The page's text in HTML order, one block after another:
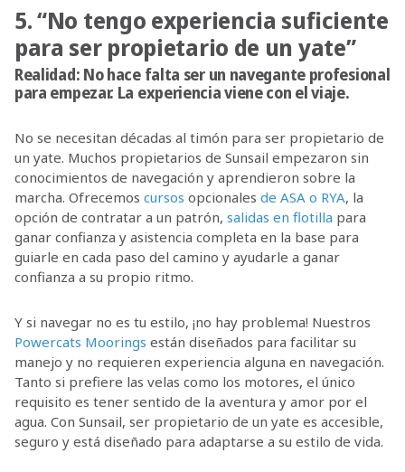
5. “No tengo experiencia suficiente
para ser propietario de un yate”
Realidad: No hace falta ser un navegante profesional
para empezar. La experiencia viene con el viaje.
No se necesitan décadas al timón para ser propietario de
un yate. Muchos propietarios de Sunsail empezaron sin
conocimientos de navegación y aprendieron sobre la
marcha. Ofrecemos cursos opcionales de ASA o RYA, la
opción de contratar a un patrón, salidas en flotilla para
ganar confianza y asistencia completa en la base para
guiarle en cada paso del camino y ayudarle a ganar
confianza a su propio ritmo.
Y si navegar no es tu estilo, ¡no hay problema! Nuestros
Powercats Moorings están diseñados para facilitar su
manejo y no requieren experiencia alguna en navegación.
Tanto si prefiere las velas como los motores, el único
requisito es tener sentido de la aventura y amor por el
agua. Con Sunsail, ser propietario de un yate es accesible,
seguro y está diseñado para adaptarse a su estilo de vida.